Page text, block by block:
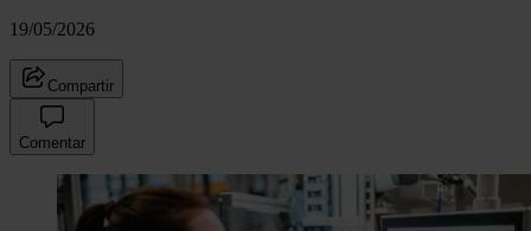
19/05/2026
Compartir
Comentar